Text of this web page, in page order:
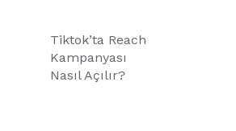
Yazı
gezinmesi
Tiktok’ta Reach
Kampanyası
Nasıl Açılır?